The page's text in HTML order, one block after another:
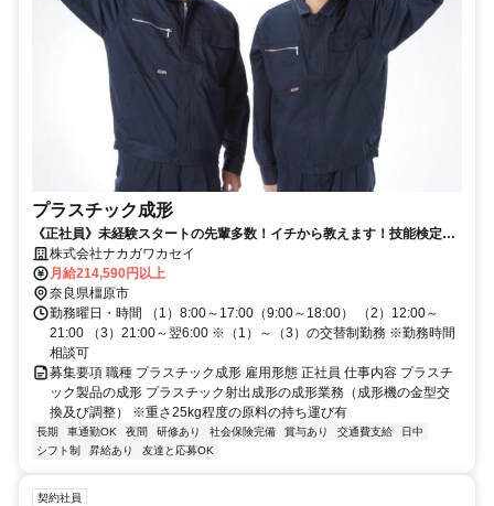
プラスチック成形
《正社員》未経験スタートの先輩多数！イチから教えます！技能検定所
有者は給与面考慮！
株式会社ナカガワカセイ
月給214,590円以上
奈良県橿原市
勤務曜日・時間 （1）8:00～17:00（9:00～18:00） （2）12:00～
21:00 （3）21:00～翌6:00 ※（1）～（3）の交替制勤務 ※勤務時間
相談可
募集要項 職種 プラスチック成形 雇用形態 正社員 仕事内容 プラスチ
ック製品の成形 プラスチック射出成形の成形業務（成形機の金型交
換及び調整） ※重さ25kg程度の原料の持ち運び有
長期 車通勤OK 夜間 研修あり 社会保険完備 賞与あり 交通費支給
日中
シフト制
昇給あり 友達と応募OK
契約社員